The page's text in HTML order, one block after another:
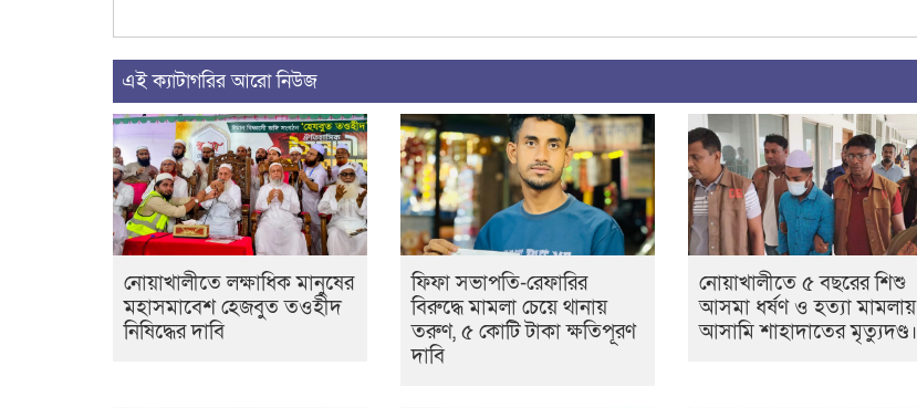
এই ক্যাটাগরির আরো নিউজ
নোয়াখালীতে লক্ষাধিক মানুষের
মহাসমাবেশ হেজবুত তওহীদ
নিষিদ্ধের দাবি
ফিফা সভাপতি-রেফারির
বিরুদ্ধে মামলা চেয়ে থানায়
তরুণ, ৫ কোটি টাকা ক্ষতিপূরণ
দাবি
নোয়াখালীতে ৫ বছরের শিশু
আসমা ধর্ষণ ও হত্যা মামলায়
আসামি শাহাদাতের মৃত্যুদণ্ড।